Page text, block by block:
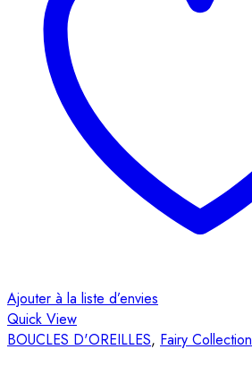
Ajouter à la liste d’envies
Quick View
BOUCLES D'OREILLES, Fairy Collection